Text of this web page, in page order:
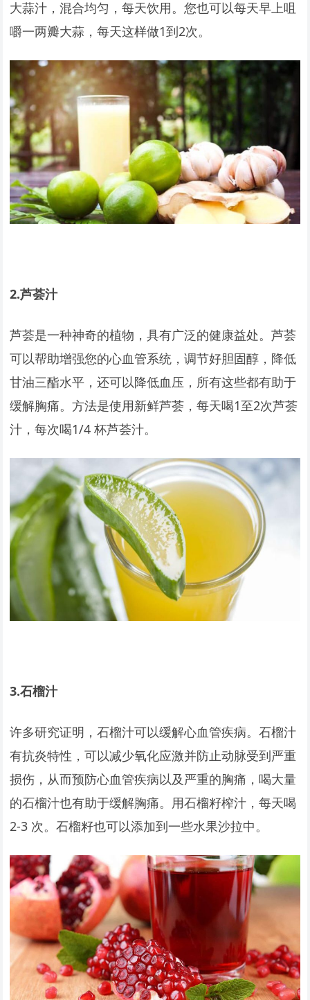
大蒜汁，混合均匀，每天饮用。您也可以每天早上咀
嚼一两瓣大蒜，每天这样做1到2次。
2.芦荟汁
芦荟是一种神奇的植物，具有广泛的健康益处。芦荟
可以帮助增强您的心血管系统，调节好胆固醇，降低
甘油三酯水平，还可以降低血压，所有这些都有助于
缓解胸痛。方法是使用新鲜芦荟，每天喝1至2次芦荟
汁，每次喝1/4 杯芦荟汁。
3.石榴汁
许多研究证明，石榴汁可以缓解心血管疾病。石榴汁
有抗炎特性，可以减少氧化应激并防止动脉受到严重
损伤，从而预防心血管疾病以及严重的胸痛，喝大量
的石榴汁也有助于缓解胸痛。用石榴籽榨汁，每天喝
2-3 次。石榴籽也可以添加到一些水果沙拉中。